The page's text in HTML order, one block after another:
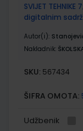
SVIJET
digitalnim
Autor(i):
Nakladnik:
SKU: 567434
ŠIFRA OMOTA:
Udžbenik